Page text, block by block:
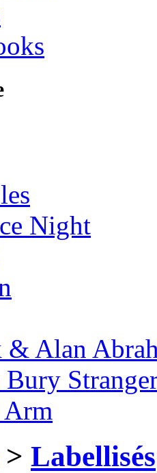
Night
& Alan
Bury
> Labellisés